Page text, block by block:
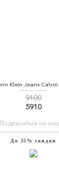
9100
5910
Подписаться на
До 35% скидки